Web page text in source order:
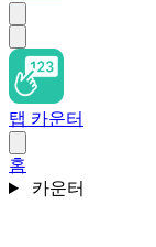
탭 카운터
홈
카운터